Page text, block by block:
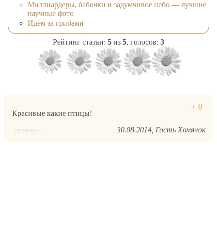
Миллиардеры, бабочки и задумчивое небо — лучшие
научные фото
Идём за грибами
Рейтинг статьи: 5 из 5, голосов: 3
Красивые какие птицы!
ответить 30.08.2014 Гость Хомячок